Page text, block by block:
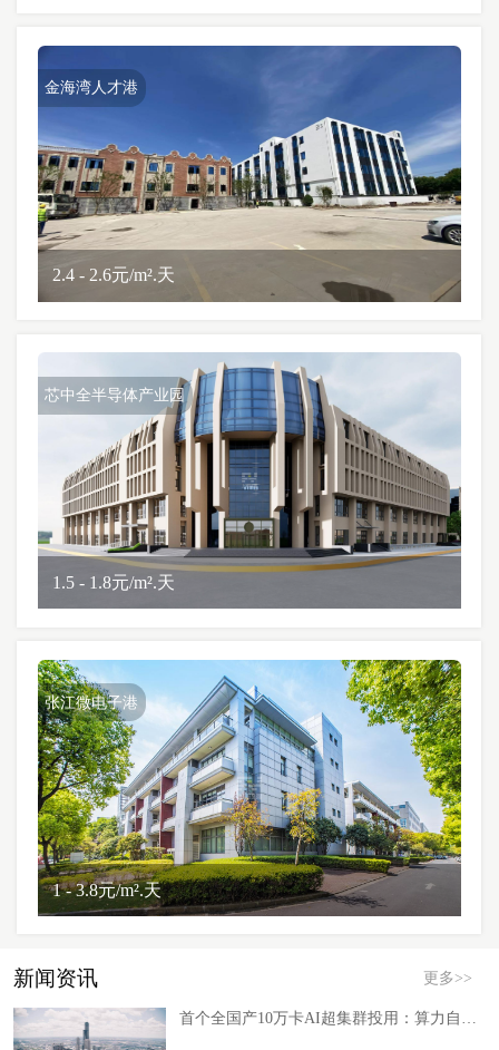
金海湾人才港
2.4 - 2.6元/m².天
芯中全半导体产业园
1.5 - 1.8元/m².天
张江微电子港
1 - 3.8元/m².天
新闻资讯 更多>>